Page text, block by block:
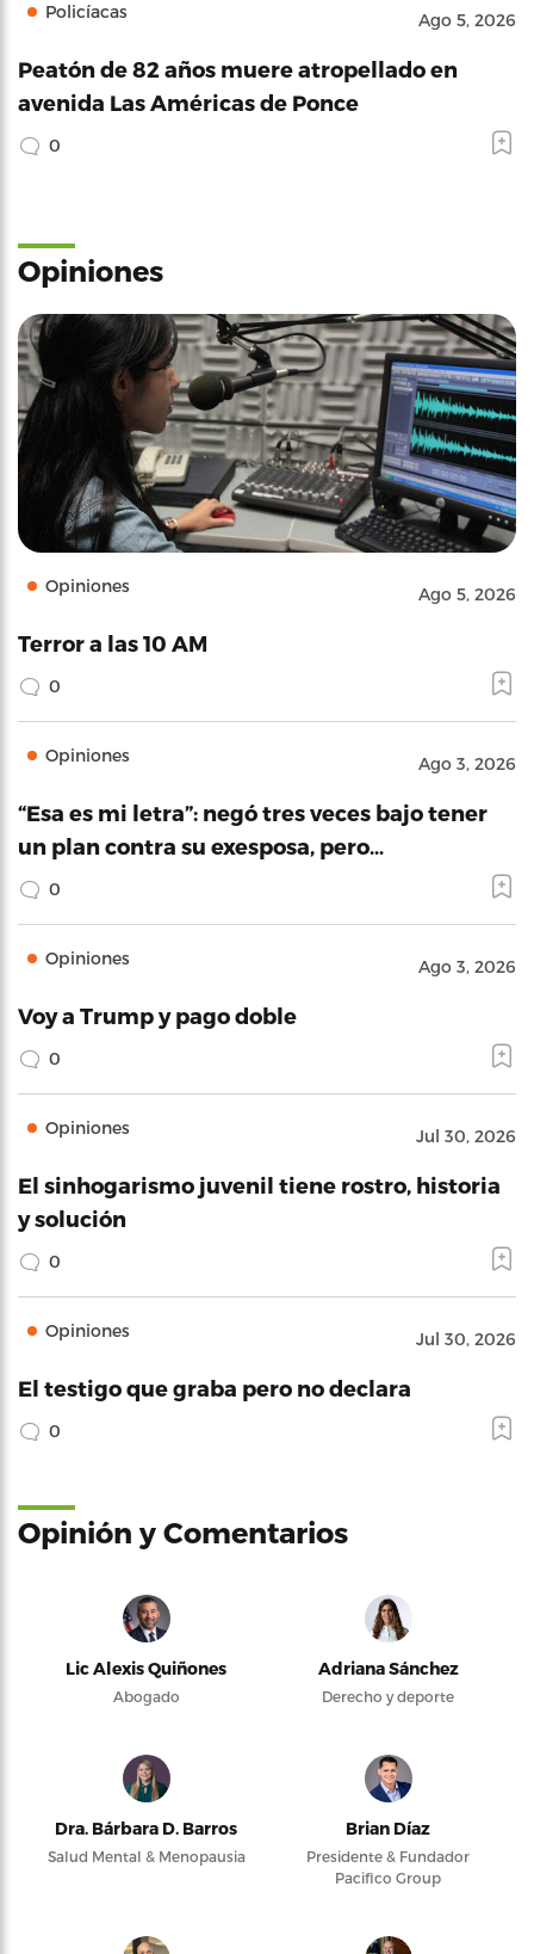
Policíacas Ago 5, 2026
Peatón de 82 años muere atropellado en
avenida Las Américas de Ponce
0
Opiniones
Opiniones Ago 5, 2026
Terror a las 10 AM
0
Opiniones Ago 3, 2026
“Esa es mi letra”: negó tres veces bajo tener
un plan contra su exesposa, pero…
0
Opiniones Ago 3, 2026
Voy a Trump y pago doble
0
Opiniones Jul 30, 2026
El sinhogarismo juvenil tiene rostro, historia
y solución
0
Opiniones Jul 30, 2026
El testigo que graba pero no declara
0
Opinión y Comentarios
Lic Alexis Quiñones
Abogado
Adriana Sánchez
Derecho y deporte
Dra. Bárbara D. Barros
Salud Mental & Menopausia
Brian Díaz
Presidente & Fundador
Pacifico Group